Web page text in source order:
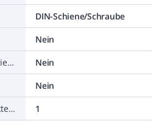
DIN-Schiene/Schraube
Nein
Geeignet für Handbedienung
Nein
Nein
Anzahl der Hilfskontakte als Öffner
1